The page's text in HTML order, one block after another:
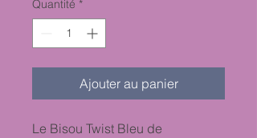
100
Grammes
Quantité *
Ajouter au panier
Le Bisou Twist Bleu de